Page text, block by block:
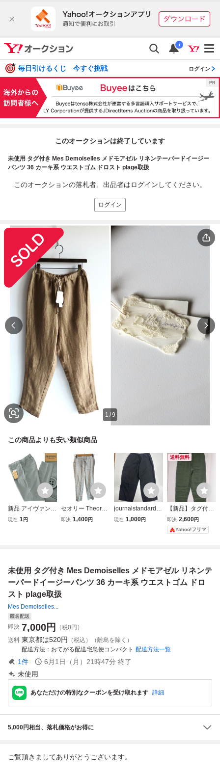
i
毎日引けるくじ 今すぐ挑戦 ログイン
このオークションは終了しています
未使用 タグ付き Mes Demoiselles メドモアゼル リネンテーパードイージー
パンツ 36 カーキ系 ウエストゴム ドロスト plage取扱
このオークションの落札者、出品者はログインしてください。
ログイン
1 /9
この商品よりも安い類似商品
新品 アイヴァンホ
ー 接触冷感 リネ
CTION スラックス
現在 1円
セオリー Theory
イージーパンツ 麻
即決 1,400円
journalstandardlu
xeイージーパンツ
現在 1,000円
送料無料
【新品】タグ付き
ZARA ウエストゴ
ム リネンブレンド
パンツ カーキ S
即決 2,600円
Yahoo!フリマ
未使用 タグ付き Mes Demoiselles メドモアゼル リネンテ
ーパードイージーパンツ 36 カーキ系 ウエストゴム ドロ
スト plage取扱
Mes Demoiselles...
匿名配送
即決 7,000円
（税0円）
送料 東京都は520円
（税込）（離島を除く）
配送方法
おてがる配送宅急便コンパクト 配送方法一覧
1件 6月1日（月）21時47分 終了
未使用
あなただけの特別なクーポンを受け取れます 詳細
5,000円相当、落札価格がお得に
ご覧頂きましてありがとうございます。